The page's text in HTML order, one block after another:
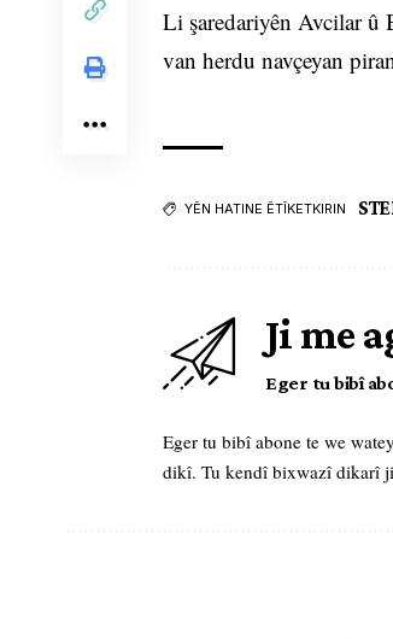
Li şaredariyên Avcilar û
van herdu navçeyan
YÊN HATINE ÊTÎKETKIRIN
Ji me
Eger tu bibî
Eger tu bibî abone te we
dikî. Tu kendî bixwazî dikarî